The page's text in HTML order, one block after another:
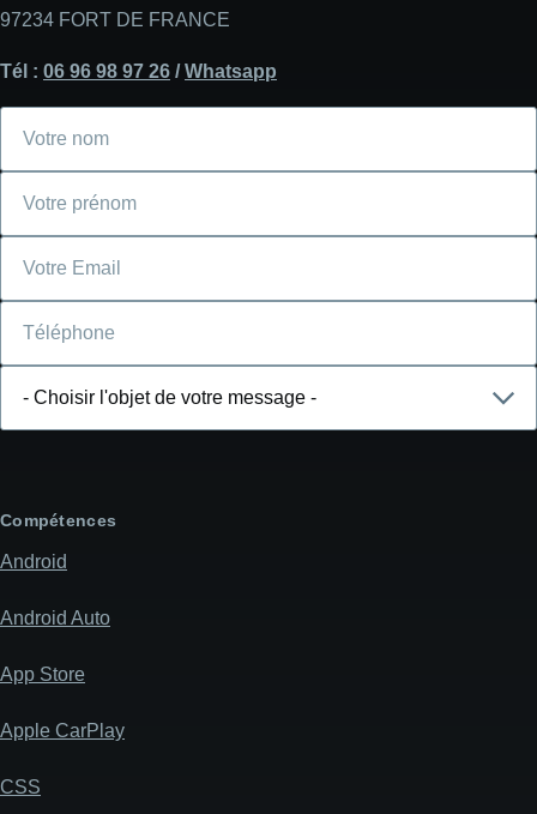
97234 FORT DE FRANCE
Tél : 06 96 98 97 26 / Whatsapp
message
Compétences
Android
Android Auto
App Store
Apple CarPlay
CSS